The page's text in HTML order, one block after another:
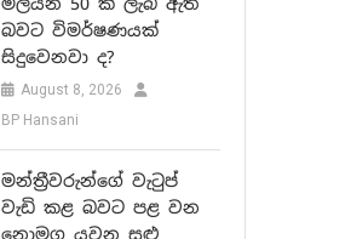
බවට විමර්ෂණයක්
සිදුවෙනවා ද?
August 8, 2026
BP Hansani
මන්ත්‍රීවරුන්ගේ වැටුප්
වැඩි කළ බවට පළ වන
නොමග යවන සුළු